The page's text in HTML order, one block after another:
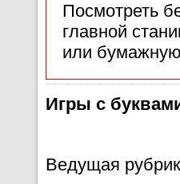
Посмотреть
главной
или
Игры с
Ведущая